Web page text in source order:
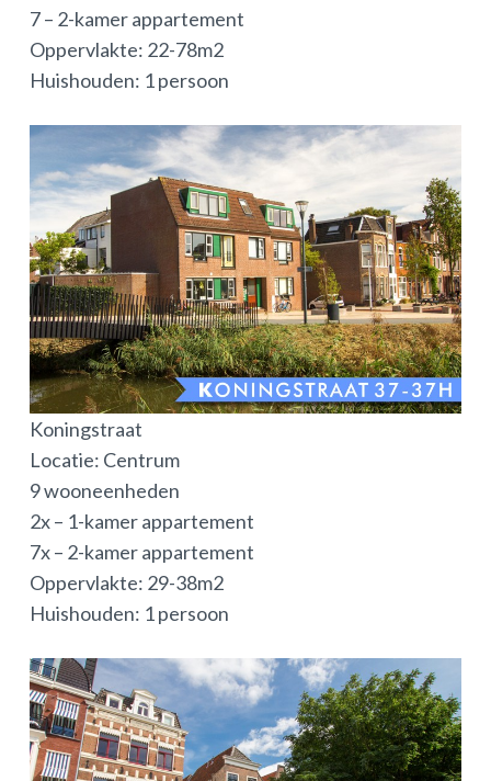
7 – 2-kamer appartement
Oppervlakte: 22-78m2
Huishouden: 1 persoon
Koningstraat
Locatie: Centrum
9 wooneenheden
2x – 1-kamer appartement
7x – 2-kamer appartement
Oppervlakte: 29-38m2
Huishouden: 1 persoon